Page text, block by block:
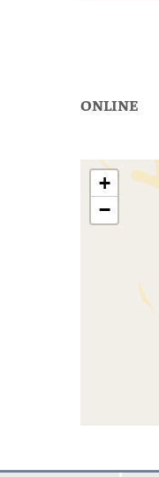
ONLINE
+
−